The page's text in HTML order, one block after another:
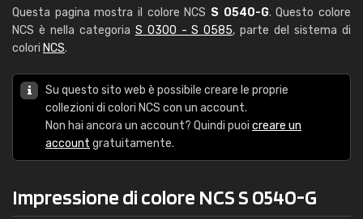
Questa pagina mostra il colore NCS S 0540-G. Questo colore
NCS è nella categoria S 0300 - S 0585, parte del sistema di
colori NCS.
Su questo sito web è possibile creare le proprie
collezioni di colori NCS con un account.
Non hai ancora un account? Quindi puoi creare un
account gratuitamente.
Impressione di colore NCS S 0540-G